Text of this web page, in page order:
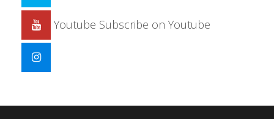
Youtube Subscribe on Youtube